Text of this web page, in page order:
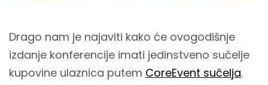
Drago nam je najaviti kako će ovogodišnje
izdanje konferencije imati jedinstveno sučelje
kupovine ulaznica putem CoreEvent sučelja.